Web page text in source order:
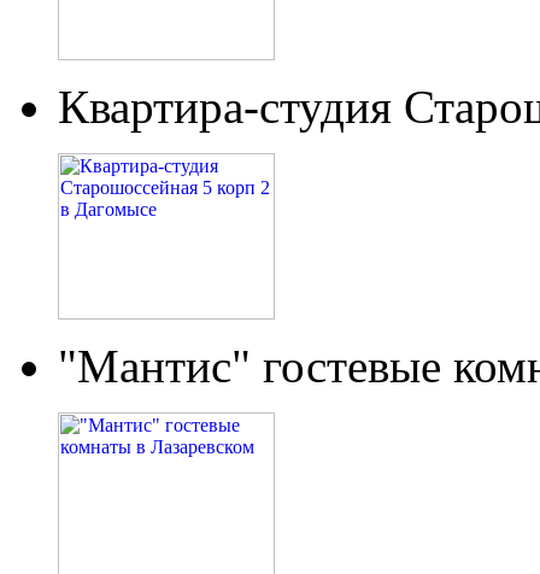
Квартира-студия
"Мантис" гостевые